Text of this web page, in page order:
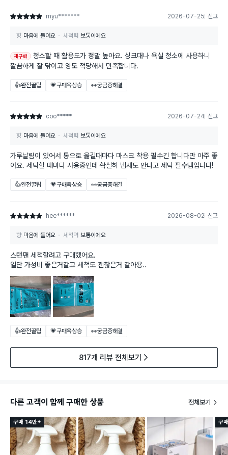
별점 5점 myu******* 2026-07-25 신고
향 마음에 들어요 세척력 보통이에요
재구매
청소할 때 활용도가 정말 높아요. 싱크대나 욕실 청소에 사용하니
깔끔하게 잘 닦이고 양도 적당해서 만족합니다.
👍완전꿀팁 💗구매욕상승 👀궁금증해결
별점 5점 coo***** 2026-07-24 신고
향 마음에 들어요 세척력 보통이에요
가루날림이 있어서 통으로 옮길때마다 마스크 착용 필수긴 합니다만 아주 좋
아요. 세탁할 때마다 사용중인데 확실히 냄새도 안나고 세탁 필수템입니다!
👍완전꿀팁 💗구매욕상승 👀궁금증해결
별점 5점 hee****** 2026-08-02 신고
향 마음에 들어요 세척력 보통이에요
스탠팬 세척할려고 구매했어요.
일단 가성비 좋은거같고 세척도 괜찮은거 같아용..
👍완전꿀팁 💗구매욕상승 👀궁금증해결
817개 리뷰 전체보기
다른 고객이 함께 구매한 상품 전체보기
구매 14만+ 구